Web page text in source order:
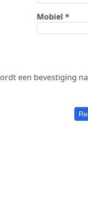
Mobiel
een bevestiging